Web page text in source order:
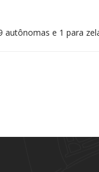
e 1 para